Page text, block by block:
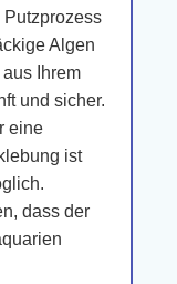
Putzprozess
Algen
Ihrem
und sicher.
eine
ist
dass der